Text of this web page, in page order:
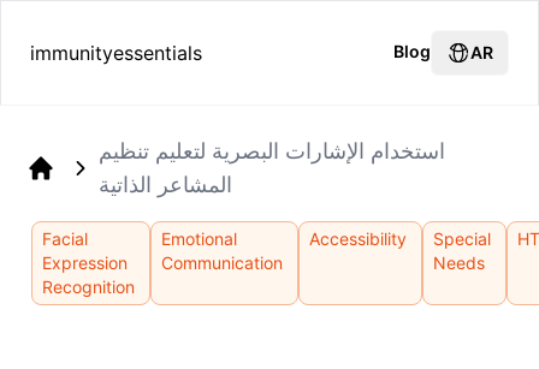
immunityessentials Blog AR
استخدام الإشارات البصرية لتعليم تنظيم
المشاعر الذاتية
Facial
Expression
Recognition
Emotional
Communication
Accessibility
Special
Needs